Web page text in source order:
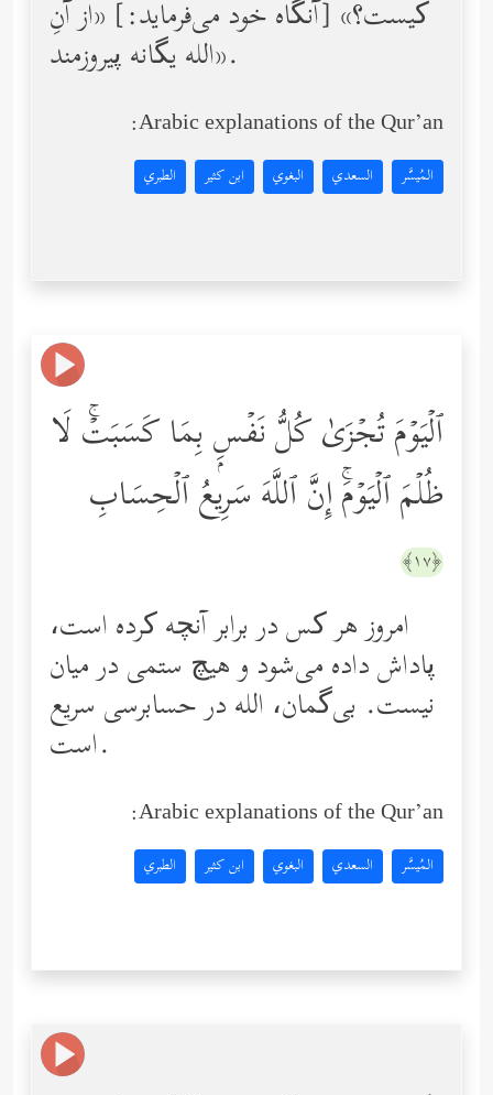
کیست؟» [آنگاه خود می‌فرماید:] «از آنِ
الله یگانه پیروزمند».
Arabic explanations of the Qur’an:
المُيسَّر السعدي البغوي ابن كثير الطبري
ٱلۡیَوۡمَ تُجۡزَىٰ كُلُّ نَفۡسِۭ بِمَا كَسَبَتۡۚ لَا
ظُلۡمَ ٱلۡیَوۡمَۚ إِنَّ ٱللَّهَ سَرِیعُ ٱلۡحِسَابِ
﴿١٧﴾
امروز هر کس در برابر آنچه کرده است،
پاداش داده می‌شود و هیچ ستمی در میان
نیست. بی‌گمان، الله در حسابرسی سریع
است.
Arabic explanations of the Qur’an:
المُيسَّر السعدي البغوي ابن كثير الطبري